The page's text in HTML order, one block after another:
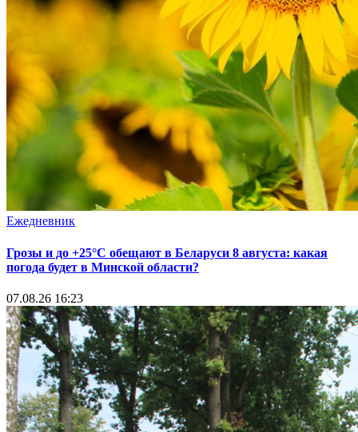
Ежедневник
Грозы и до +25°С обещают в Беларуси 8 августа: какая
погода будет в Минской области?
07.08.26 16:23